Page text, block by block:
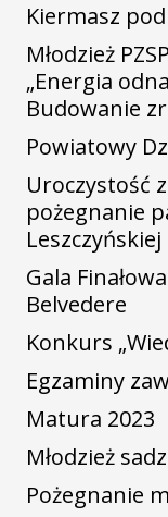
Kiermasz
Młodzież
„Energia
Budowanie
Powiatowy
Uroczystość
pożegnanie
Leszczyńskiej
Gala
Belvedere
Konkurs
Egzaminy
Matura 2023
Młodzież
Pożegnanie